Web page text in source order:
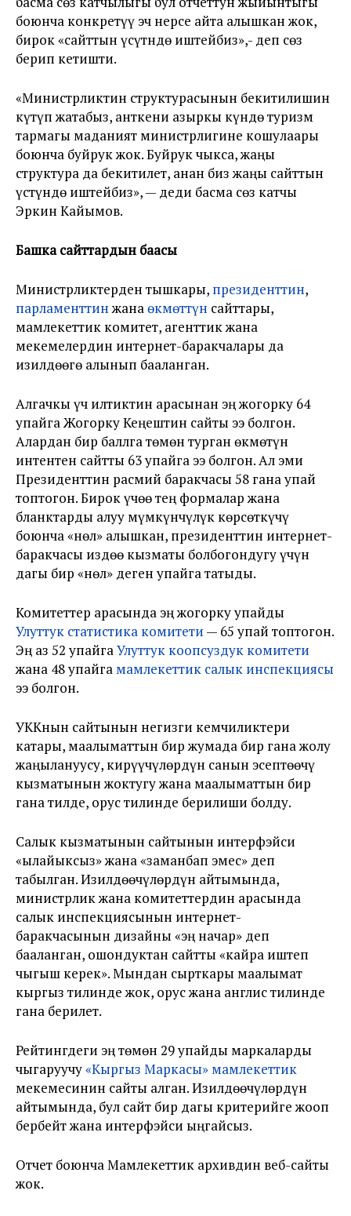
боюнча конкретүү эч нерсе айта алышкан жок,
бирок «сайттын үсүтндө иштейбиз»,- деп сөз
берип кетишти.
«Министрликтин структурасынын бекитилишин
күтүп жатабыз, анткени азыркы күндө туризм
тармагы маданият министрлигине кошулаары
боюнча буйрук жок. Буйрук чыкса, жаңы
структура да бекитилет, анан биз жаңы сайттын
үстүндө иштейбиз», — деди басма сөз катчы
Эркин Кайымов.
Башка сайттардын баасы
Министрликтерден тышкары, президенттин,
парламенттинжанаөкмөттүн сайттары,
мамлекеттик комитет, агенттик жана
мекемелердин интернет-баракчалары да
изилдөөгө алынып бааланган.
Алгачкы үч илтиктин арасынан эң жогорку 64
упайга Жогорку Кеңештин сайты ээ болгон.
Алардан бир баллга төмөн турган өкмөтүн
интентен сайтты 63 упайга ээ болгон. Ал эми
Президенттин расмий баракчасы 58 гана упай
топтогон. Бирок үчөө тең формалар жана
бланктарды алуу мүмкүнчүлүк көрсөткүчү
боюнча «нөл» алышкан, президенттин интернет-
баракчасы издөө кызматы болбогондугу үчүн
дагы бир «нөл» деген упайга татыды.
Комитеттер арасында эң жогорку упайды
Улуттук статистика комитети — 65 упай топтогон.
Эң аз 52 упайгаУлуттук коопсуздук комитети
жана 48 упайга мамлекеттик салык инспекциясы
ээ болгон.
УККнын сайтынын негизги кемчиликтери
катары, маалыматтын бир жумада бир гана жолу
жаңылануусу, кирүүчүлөрдүн санын эсептөөчү
кызматынын жоктугу жана маалыматтын бир
гана тилде, орус тилинде берилиши болду.
Салык кызматынын сайтынын интерфэйси
«ылайыксыз» жана «заманбап эмес» деп
табылган. Изилдөөчүлөрдүн айтымында,
министрлик жана комитеттердин арасында
салык инспекциясынын интернет-
баракчасынын дизайны «эң начар» деп
бааланган, ошондуктан сайтты «кайра иштеп
чыгыш керек». Мындан сырткары маалымат
кыргыз тилинде жок, орус жана англис тилинде
гана берилет.
Рейтингдеги эң төмөн 29 упайды маркаларды
чыгаруучу«Кыргыз Маркасы» мамлекеттик
мекемесинин сайты алган. Изилдөөчүлөрдүн
айтымында, бул сайт бир дагы критерийге жооп
бербейт жана интерфэйси ыңгайсыз.
Отчет боюнча Мамлекеттик архивдин веб-сайты
жок.